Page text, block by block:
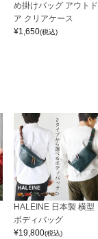
め掛けバッグ アウトド
ア クリアケース
¥1,650(税込)
HALEINE 日本製 横型
ボディバッグ
¥19,800(税込)